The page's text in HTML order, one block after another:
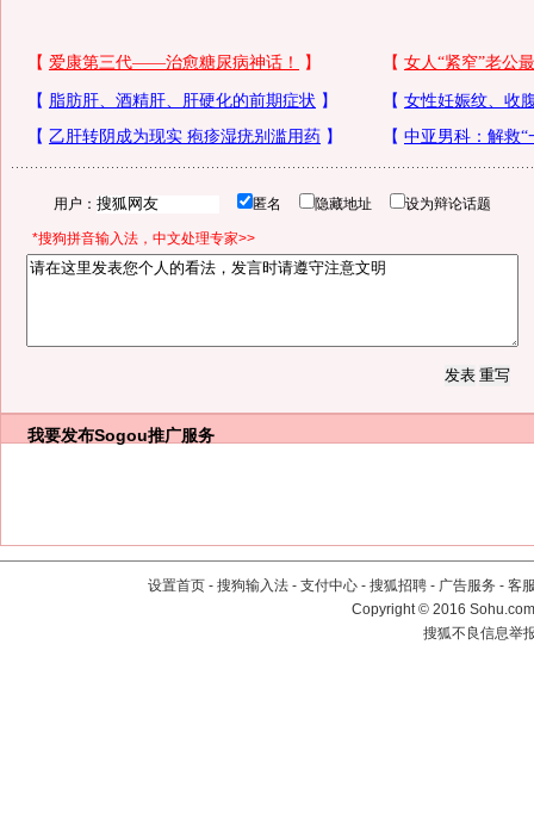
用户： 匿名 隐藏地址 设为辩论话题
*搜狗拼音输入法，中文处理专家>>
我要发布Sogou推广服务
设置首页 - 搜狗输入法 - 支付中心 - 搜狐招聘 - 广告服务 - 客
Copyright©2016
搜狐不良信息举